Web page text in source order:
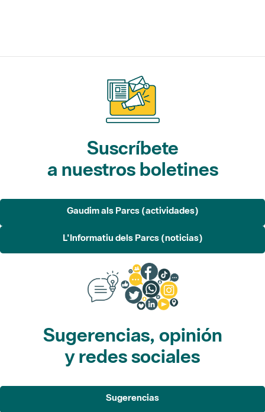
Suscríbete
a nuestros boletines
Gaudim als Parcs (actividades)
L'Informatiu dels Parcs (noticias)
Sugerencias, opinión
y redes sociales
Sugerencias